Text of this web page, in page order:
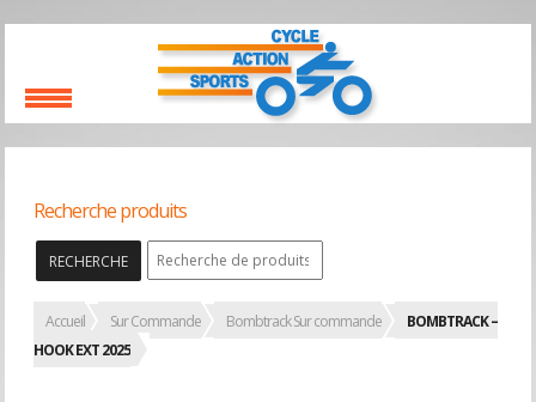
Recherche produits
RECHERCHE
Accueil Sur Commande Bombtrack Sur commande
BOMBTRACK –
HOOK EXT 2025